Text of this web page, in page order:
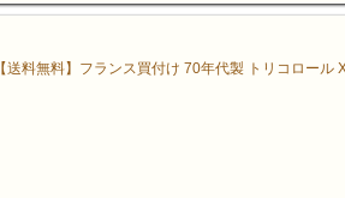
【送料無料】フランス買付け 70年代製 トリコロー